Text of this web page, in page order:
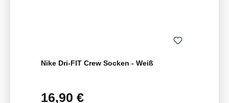
Nike Dri-FIT Crew Socken - Weiß
Regulärer Preis:
16,90 €